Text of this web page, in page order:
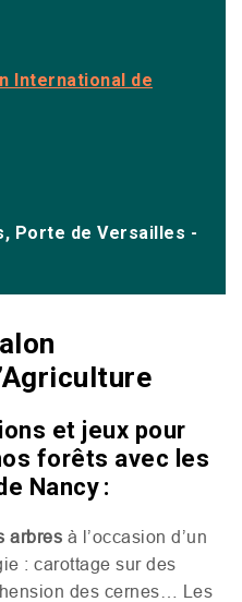
International de
Porte de Versailles -
et jeux pour
forêts avec les
Nancy :
arbres à l’occasion d’un
: carottage sur des
des cernes… Les